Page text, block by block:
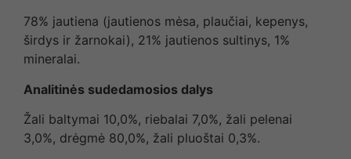
78% jautiena (jautienos mėsa, plaučiai, kepenys,
širdys ir žarnokai), 21% jautienos sultinys, 1%
mineralai.
Analitinės sudedamosios dalys
Žali baltymai 10,0%, riebalai 7,0%, žali pelenai
3,0%, drėgmė 80,0%, žali pluoštai 0,3%.